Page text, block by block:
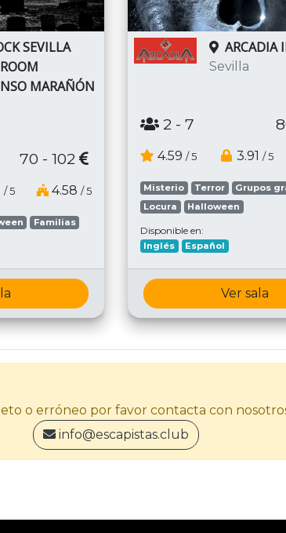
SEVILLA
MARAÑÓN
70 - 102
/ 5 4.58 / 5
Familias
ARCADIA
Sevilla
2 - 7
4.59 / 5 3.91 / 5
Misterio Terror
Grupos
Locura
Halloween
Disponible en:
Inglés Español
Ver sala
o erróneo por favor contacta con
info@escapistas.club